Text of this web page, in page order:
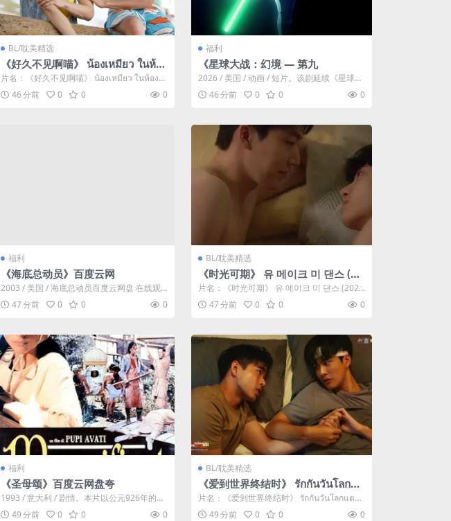
BL/耽美精选
《好久不见啊喵》 น้องเหมียว ในห้อง
ผม (2022)：BL剧集剧情简介与夸克
网盘资源
片名：《好久不见啊喵》 น้องเหมียว ในห้องผ
ม (2022)：B...
46 分前 0 0 0
福利
《星球大战：幻境 — 第九
2026 / 美国 / 动画 / 短片。该剧延续《星球大
战：幻境》的世界观，见证...
46 分前 0 0 0
福利
《海底总动员》百度云网
2003 / 美国 / 海底总动员百度云网盘 在线观
看 迅雷下载。在澳洲大堡礁的...
47 分前 0 0 0
BL/耽美精选
《时光可期》 유 메이크 미 댄스 (20
21)：BL剧集剧情简介与夸克网盘资
源
片名：《时光可期》 유 메이크 미 댄스 (202
1)：BL剧集剧情简介与夸克网...
47 分前 0 0 0
福利
《圣母颂》百度云网盘夸
1993 / 意大利 / 剧情。本片以公元926年的受
难周为背景，以圣母往视修道...
49 分前 0 0 0
BL/耽美精选
《爱到世界终结时》 รักกันวันโลกแต
ก (2022)：BL剧集剧情简介与夸克
网盘资源
片名：《爱到世界终结时》 รักกันวันโลกแตก
(2022)：BL剧集...
49 分前 0 0 0